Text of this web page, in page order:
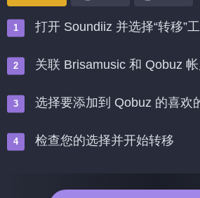
打开 Soundiiz 并选择“转移”
关联 Brisamusic 和 Qobuz
选择要添加到 Qobuz 的喜欢
检查您的选择并开始转移